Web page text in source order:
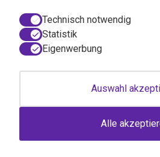
© 2026 VitAdvice BV.de, Realisierung
AGB / Webshop Trustmark
Technisch notwendig
Statistik
Eigenwerbung
Auswahl
Alle
Einwilligungsdialog geöffnet